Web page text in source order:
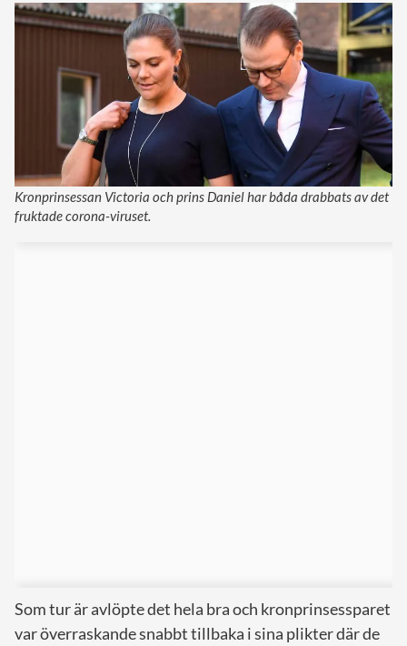
Kronprinsessan Victoria och prins Daniel har båda drabbats av det
fruktade corona-viruset.
Som tur är avlöpte det hela bra och kronprinsessparet
var överraskande snabbt tillbaka i sina plikter där de